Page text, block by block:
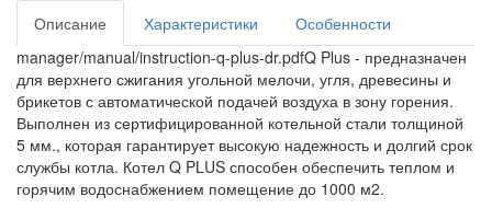
Описание
Характеристики
Особенности
manager/manual/instruction-q-plus-dr.pdfQ Plus - предназначен
для верхнего сжигания угольной мелочи, угля, древесины и
брикетов с автоматической подачей воздуха в зону горения.
Выполнен из сертифицированной котельной стали толщиной
5 мм., которая гарантирует высокую надежность и долгий срок
службы котла. Котел Q PLUS способен обеспечить теплом и
горячим водоснабжением помещение до 1000 м2.